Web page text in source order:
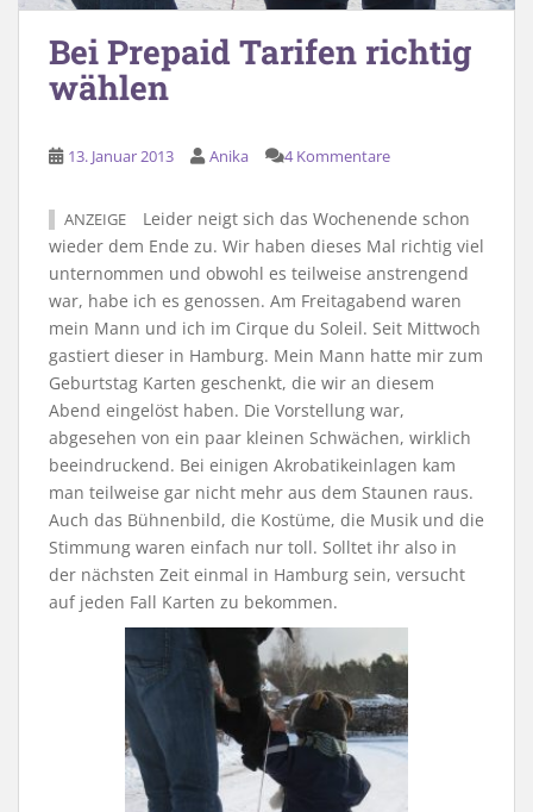
Bei Prepaid Tarifen richtig
wählen
13. Januar 2013 Anika 4 Kommentare
ANZEIGE
Leider neigt sich das Wochenende schon
wieder dem Ende zu. Wir haben dieses Mal richtig viel
unternommen und obwohl es teilweise anstrengend
war, habe ich es genossen. Am Freitagabend waren
mein Mann und ich im Cirque du Soleil. Seit Mittwoch
gastiert dieser in Hamburg. Mein Mann hatte mir zum
Geburtstag Karten geschenkt, die wir an diesem
Abend eingelöst haben. Die Vorstellung war,
abgesehen von ein paar kleinen Schwächen, wirklich
beeindruckend. Bei einigen Akrobatikeinlagen kam
man teilweise gar nicht mehr aus dem Staunen raus.
Auch das Bühnenbild, die Kostüme, die Musik und die
Stimmung waren einfach nur toll. Solltet ihr also in
der nächsten Zeit einmal in Hamburg sein, versucht
auf jeden Fall Karten zu bekommen.